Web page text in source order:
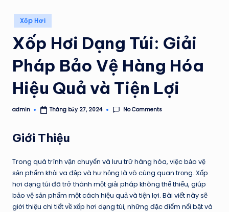
Posted
in
Xốp Hơi
Xốp Hơi Dạng Túi: Giải
Pháp Bảo Vệ Hàng Hóa
Hiệu Quả và Tiện Lợi
Posted
admin Tháng bảy 27, 2024 No Comments
Giới Thiệu
Trong quá trình vận chuyển và lưu trữ hàng hóa, việc bảo vệ
sản phẩm khỏi va đập và hư hỏng là vô cùng quan trọng. Xốp
hơi dạng túi đã trở thành một giải pháp không thể thiếu, giúp
bảo vệ sản phẩm một cách hiệu quả và tiện lợi. Bài viết này sẽ
giới thiệu chi tiết về xốp hơi dạng túi, những đặc điểm nổi bật và